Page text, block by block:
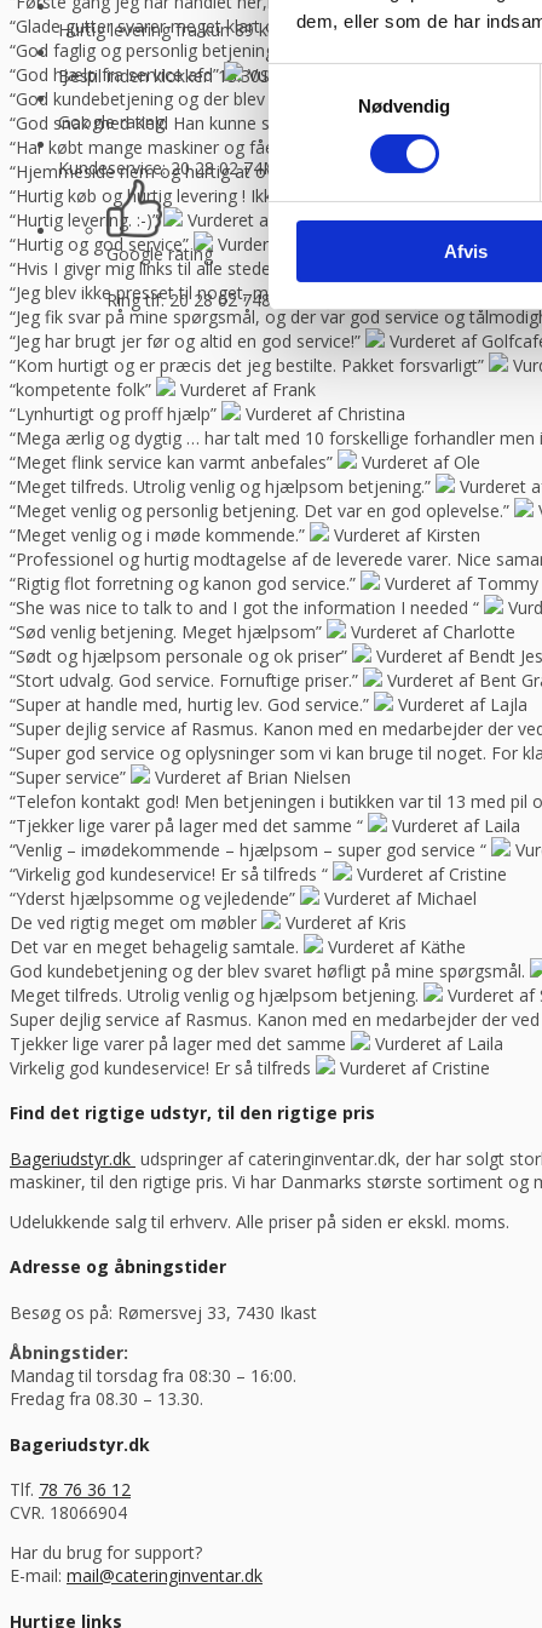
dem, eller som de har
Samtykkevalg
Nødvendig
Afvis
Hurtig levering fra kun 89 kr.
Vi sender med GLS og Danske
Bestil inden klokken 13.30Så sender vi lagervarer samme dag
Google rating:
Kundeservice: 20 28 02 74Man-torsdag 08:30 – 16.00, fredag
Google rating
Ring tlf. 20 28 02 748-16.30 (fre 8-13.30)
“Glade gutter svarer meget klart og for gjort det arb, de lover med
“God faglig og personlig betjening.”
“God hjælp fra service afd”
Vurderet af Benny
“God kundebetjening og der blev svaret høfligt på mine spørgsmål.”
“God snak med Keld Han kunne svare på hvad jeg havde spørgsmål
“Har købt mange maskiner og fået god hjælp når der har været
“Hjemmeside nem og hurtig at overskue samt hurtig betjening”
“Hurtig køb og hurtig levering ! Ikke så meget pjat “
“Hurtig levering. :-)”
Vurderet af Birgitte Andersen
“Hurtig og god service”
Vurderet af Build consult Ivs
“Hvis I giver mig links til alle steder, hvor jeg kan rose jer til
“Jeg blev ikke presset til noget, men fik nogle seriøse svar på mine
“Jeg fik svar på mine spørgsmål, og der var god service og
“Jeg har brugt jer før og altid en god service!”
Vurderet af
“Kom hurtigt og er præcis det jeg bestilte. Pakket forsvarligt”
“kompetente folk”
Vurderet af Frank
“Lynhurtigt og proff hjælp”
Vurderet af Christina
“Mega ærlig og dygtig … har talt med 10 forskellige forhandler men
“Meget flink service kan varmt anbefales”
Vurderet af Ole
“Meget tilfreds. Utrolig venlig og hjælpsom betjening.”
Vurderet
“Meget venlig og personlig betjening. Det var en god oplevelse.”
“Meget venlig og i møde kommende.”
Vurderet af Kirsten
“Professionel og hurtig modtagelse af de leverede varer. Nice
“Rigtig flot forretning og kanon god service.”
Vurderet af
“She was nice to talk to and I got the information I needed “
“Sød venlig betjening. Meget hjælpsom”
Vurderet af Charlotte
“Sødt og hjælpsom personale og ok priser”
Vurderet af Bendt
“Stort udvalg. God service. Fornuftige priser.”
Vurderet af Bent
“Super at handle med, hurtig lev. God service.”
Vurderet af Lajla
“Super dejlig service af Rasmus. Kanon med en medarbejder der
“Super god service og oplysninger som vi kan bruge til noget. For
“Super service”
Vurderet af Brian Nielsen
“Telefon kontakt god! Men betjeningen i butikken var til 13 med
“Tjekker lige varer på lager med det samme “
Vurderet af Laila
“Venlig – imødekommende – hjælpsom – super god service “
“Virkelig god kundeservice! Er så tilfreds “
Vurderet af Cristine
“Yderst hjælpsomme og vejledende”
Vurderet af Michael
De ved rigtig meget om møbler
Vurderet af Kris
Det var en meget behagelig samtale.
Vurderet af Käthe
God kundebetjening og der blev svaret høfligt på mine spørgsmål.
Meget tilfreds. Utrolig venlig og hjælpsom betjening.
Vurderet af
Super dejlig service af Rasmus. Kanon med en medarbejder der
Tjekker lige varer på lager med det samme
Vurderet af Laila
Virkelig god kundeservice! Er så tilfreds
Vurderet af Cristine
Find det rigtige udstyr, til den rigtige pris
Bageriudstyr.dk udspringer af cateringinventar.dk, der har solgt
maskiner, til den rigtige pris. Vi har Danmarks største sortiment
Udelukkende salg til erhverv. Alle priser på siden er ekskl. moms.
Adresse og åbningstider
Besøg os på: Rømersvej 33, 7430 Ikast
Åbningstider:
Mandag til torsdag fra 08:30 – 16:00.
Fredag fra 08.30 – 13.30.
Bageriudstyr.dk
Tlf. 78 76 36 12
CVR. 18066904
Har du brug for support?
E-mail: mail@cateringinventar.dk
Hurtige links